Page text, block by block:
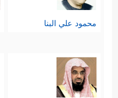
محمود علي البنا